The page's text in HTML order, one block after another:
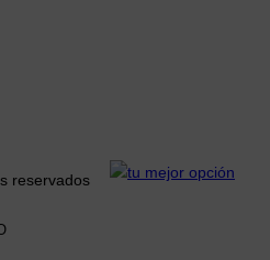
reservados